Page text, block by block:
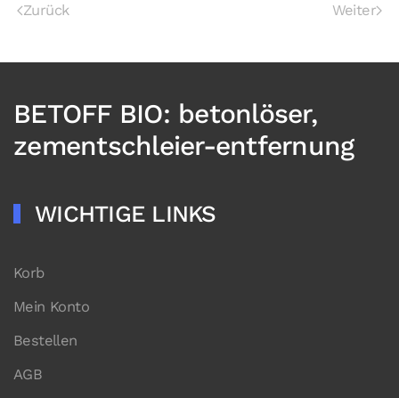
Zurück Weiter
BETOFF BIO: betonlöser,
zementschleier-entfernung
WICHTIGE LINKS
Korb
Mein Konto
Bestellen
AGB